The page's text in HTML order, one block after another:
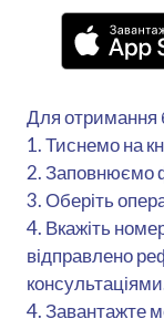
Для отримання
1. Тиснемо на
2. Заповнюємо
3. Оберіть
4. Вкажіть
відправлено
4. Завантажте